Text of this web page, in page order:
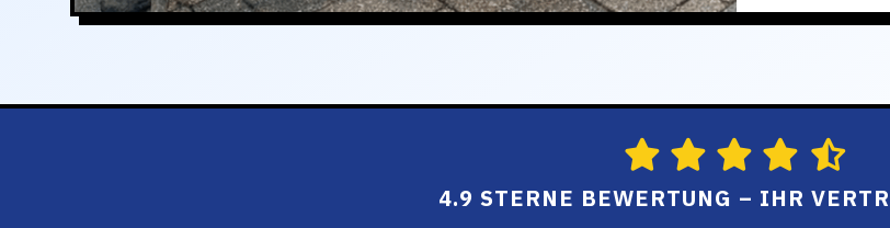
4.9 STERNE BEWERTUNG – IHR